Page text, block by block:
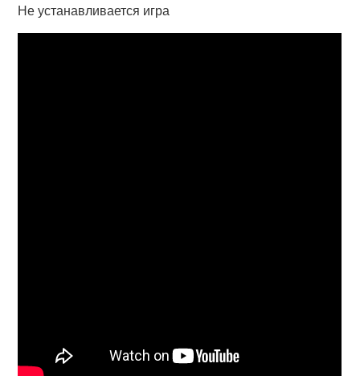
Не устанавливается игра